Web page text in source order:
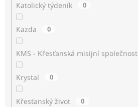
Katolický týdeník 0
Kazda 0
KMS - Křesťanská misijní společnost
Krystal 0
Křesťanský život 0